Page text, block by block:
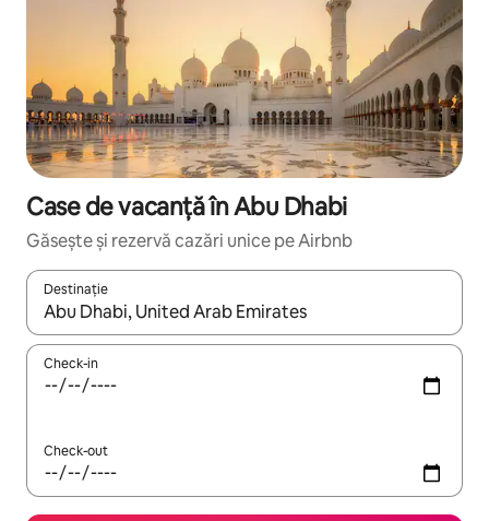
Case de vacanță în Abu Dhabi
Găsește și rezervă cazări unice pe Airbnb
Destinație
Când se încarcă rezultatele, navighează folosind tastele
Check-in
Check-out